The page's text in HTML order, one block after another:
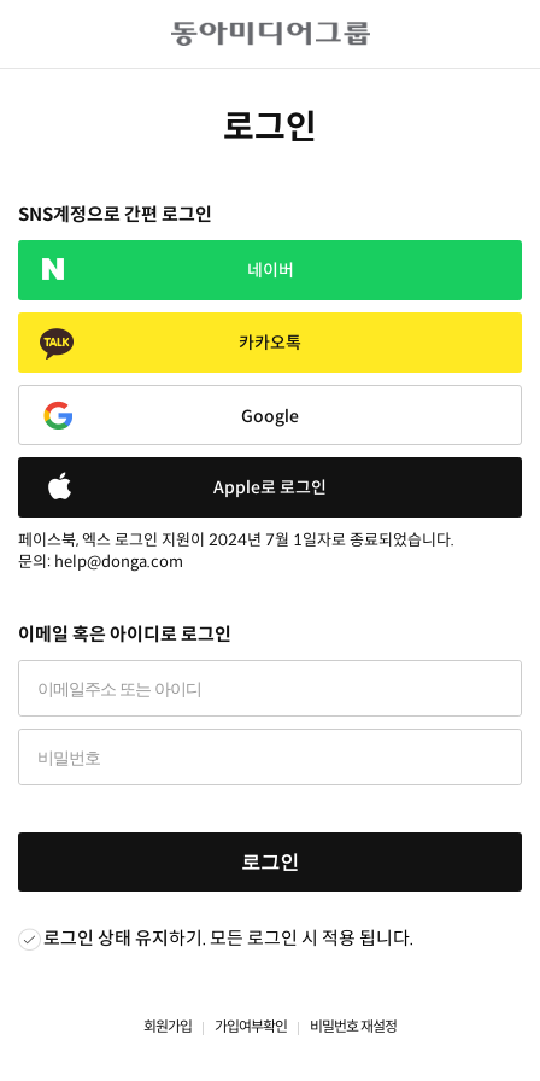
로그인
SNS계정으로 간편 로그인
네이버
카카오톡
Google
Apple로 로그인
페이스북, 엑스 로그인 지원이 2024년 7월 1일자로 종료되었습니다.
문의: help@donga.com
이메일 혹은 아이디로 로그인
로그인
로그인 상태 유지하기. 모든 로그인 시 적용 됩니다.
회원가입 가입여부확인 비밀번호 재설정